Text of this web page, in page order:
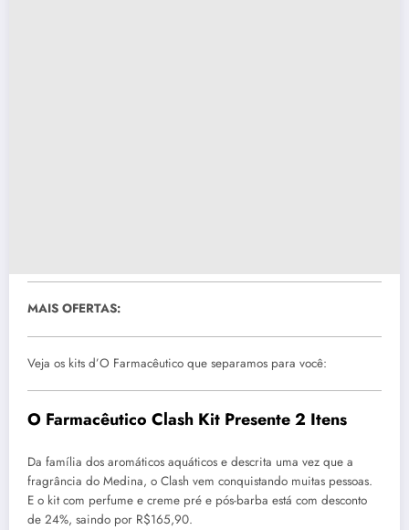
MAIS OFERTAS:
Veja os kits d’O Farmacêutico que separamos para você:
O Farmacêutico Clash Kit Presente 2 Itens
Da família dos aromáticos aquáticos e descrita uma vez que a
fragrância do Medina, o Clash vem conquistando muitas pessoas.
E o kit com perfume e creme pré e pós-barba está com desconto
de 24%, saindo por R$165,90.